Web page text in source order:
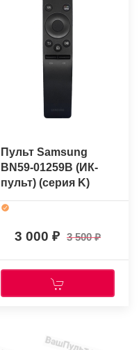
Пульт Samsung
BN59-01259B (ИК-
пульт) (серия K)
(оригинальный)
3 000 3 500